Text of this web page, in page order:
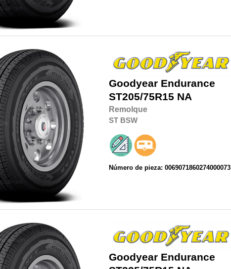
Goodyear Endurance
ST205/75R15 NA
Remolque
ST BSW
Número de pieza: 0069071860274000073
Goodyear Endurance